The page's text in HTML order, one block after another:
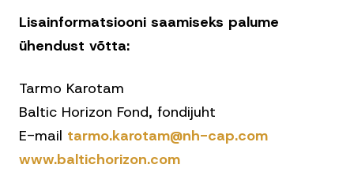
Lisainformatsiooni saamiseks palume
ühendust võtta:
Tarmo Karotam
Baltic Horizon Fond, fondijuht
E-mail tarmo.karotam@nh-cap.com
www.baltichorizon.com